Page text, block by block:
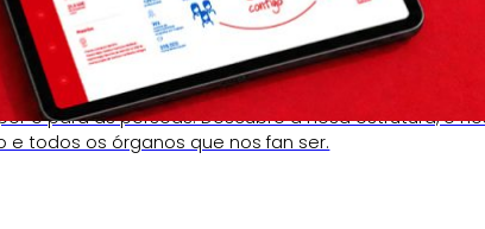
e para as persoas. Descubre a nosa estrutura, o
e todos os órganos que nos fan ser.